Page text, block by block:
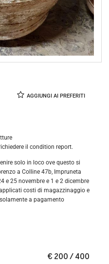
il condition report.
solo in loco ove questo si
a Colline 47b, Impruneta
e 25 novembre e 1 e 2 dicembre
costi di magazzinaggio e
a pagamento
€ 200 / 400